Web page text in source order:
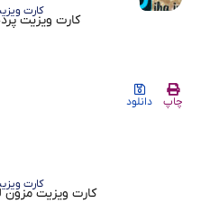
کارت
کارت ویزیت
چاپ دانلود
کارت
کارت ویزیت